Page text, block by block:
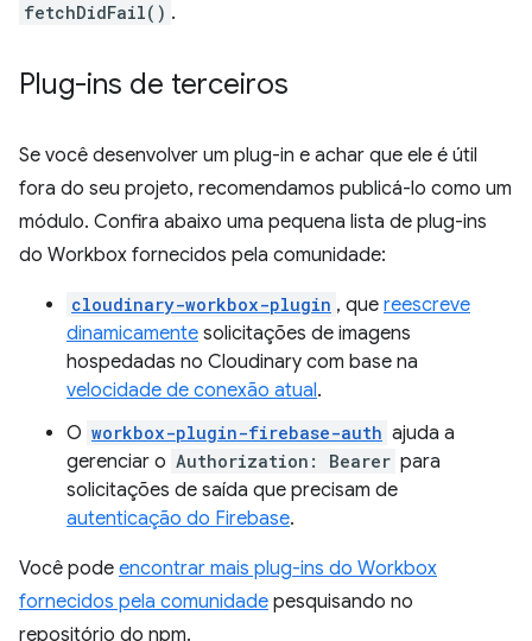
fetchDidFail() .
Plug-ins de terceiros
Se você desenvolver um plug-in e achar que ele é útil
fora do seu projeto, recomendamos publicá-lo como um
módulo. Confira abaixo uma pequena lista de plug-ins
do Workbox fornecidos pela comunidade:
cloudinary-workbox-plugin , que reescreve
dinamicamente solicitações de imagens
hospedadas no Cloudinary com base na
velocidade de conexão atual.
O workbox-plugin-firebase-auth ajuda a
gerenciar o Authorization: Bearer para
solicitações de saída que precisam de
autenticação do Firebase.
Você pode encontrar mais plug-ins do Workbox
fornecidos pela comunidade pesquisando no
repositório do npm.